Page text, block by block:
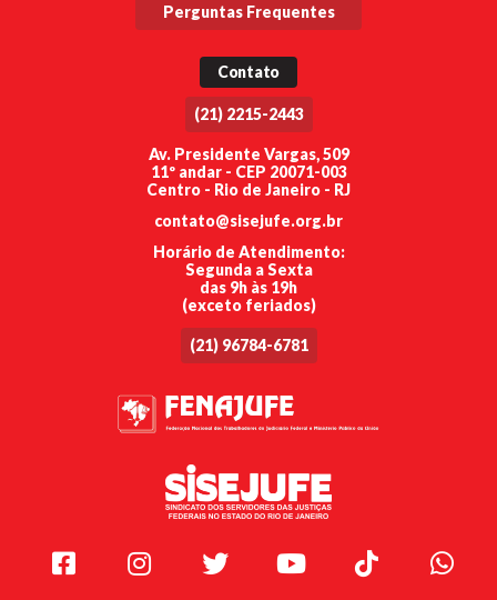
Perguntas Frequentes
Contato
(21) 2215-2443
Av. Presidente Vargas, 509
11º andar - CEP 20071-003
Centro - Rio de Janeiro - RJ
contato@sisejufe.org.br
Horário de Atendimento:
Segunda a Sexta
das 9h às 19h
(exceto feriados)
(21) 96784-6781
Facebook Instagram Twitter Youtube TikTok